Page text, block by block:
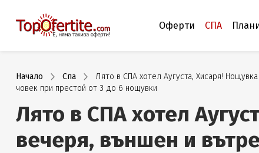
Оферти СПА
Начало Спа
Лято в СПА хотел Аугуста, Хисаря!
човек при престой от 3 до 6 нощувки
Лято в СПА хотел
вечеря, външен и